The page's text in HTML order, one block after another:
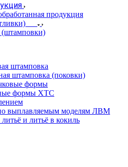
продукция
штамповка
штамповка (поковки)
формы
формы ХТС
выплавляемым моделям ЛВМ
и литьё в кокиль